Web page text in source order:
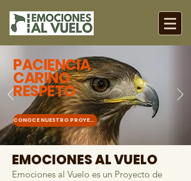
PACIENCIA
CARIÑO
RESPETO
CONOCE NUESTRO PROYECTO
EMOCIONES AL VUELO
Emociones al Vuelo es un Proyecto de